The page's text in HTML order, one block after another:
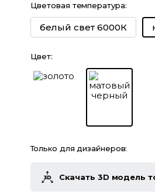
Цветовая температура:
белый свет 6000К
Цвет:
Только для дизайнеров:
Скачать 3D модель